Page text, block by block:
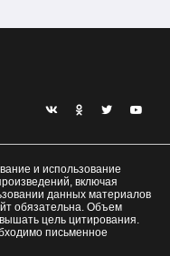
и использование
включая
данных материалов
обязательна. Объем
цель цитирования.
письменное